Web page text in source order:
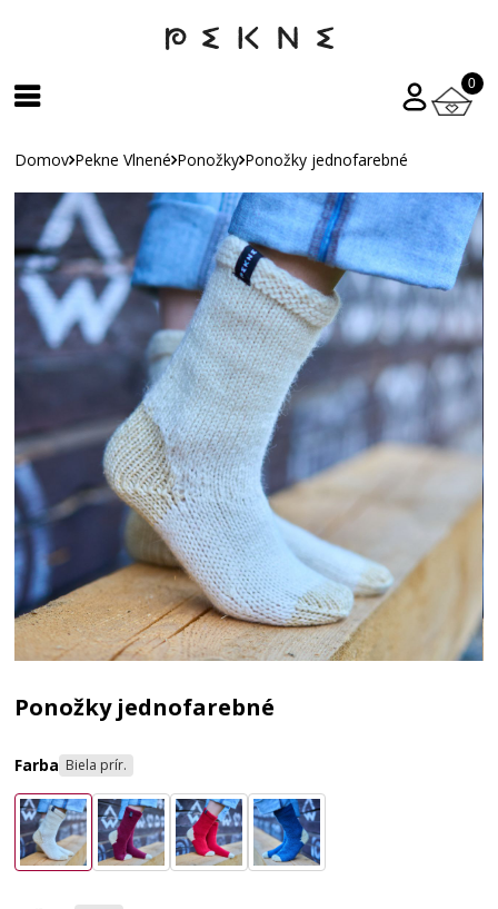
0
Domov Pekne Vlnené Ponožky Ponožky jednofarebné
Ponožky jednofarebné
Farba Biela prír.